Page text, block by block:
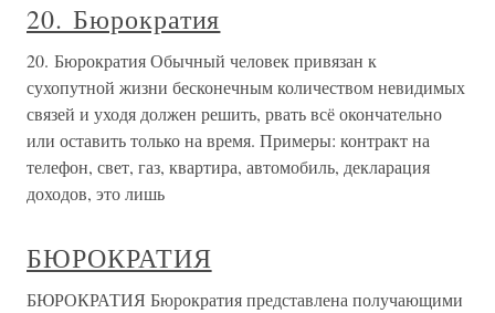
20. Бюрократия
20. Бюрократия Обычный человек привязан к
сухопутной жизни бесконечным количеством невидимых
связей и уходя должен решить, рвать всё окончательно
или оставить только на время. Примеры: контракт на
телефон, свет, газ, квартира, автомобиль, декларация
доходов, это лишь
БЮРОКРАТИЯ
БЮРОКРАТИЯ Бюрократия представлена получающими